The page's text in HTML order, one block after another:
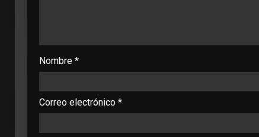
Nombre *
Correo electrónico *